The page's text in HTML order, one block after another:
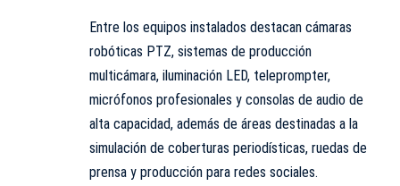
Entre los equipos instalados destacan cámaras
robóticas PTZ, sistemas de producción
multicámara, iluminación LED, teleprompter,
micrófonos profesionales y consolas de audio de
alta capacidad, además de áreas destinadas a la
simulación de coberturas periodísticas, ruedas de
prensa y producción para redes sociales.